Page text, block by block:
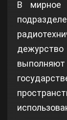
В мирное
дежурство